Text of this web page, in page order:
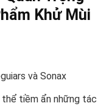
Khử Mùi
thể tiềm ẩn những tác